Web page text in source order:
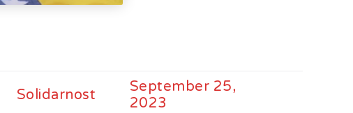
Solidarnost
September 25,
2023